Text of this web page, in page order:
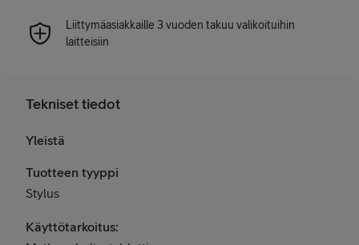
Liittymäasiakkaille 3 vuoden takuu valikoituihin
laitteisiin
Tekniset tiedot
Yleistä
Tuotteen tyyppi
Stylus
Käyttötarkoitus: